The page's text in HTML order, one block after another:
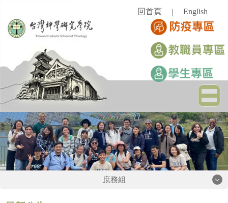
主
區
回首頁 English
庶務組